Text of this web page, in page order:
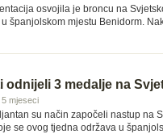
osvojila je broncu na
španjolskom mjestu Benidorm.
odnijeli 3 medalje na
5 mjeseci
su način započeli nastup na
se ovog tjedna održava u